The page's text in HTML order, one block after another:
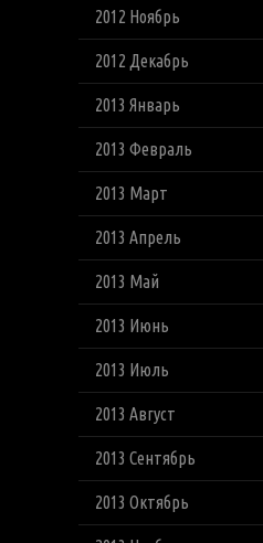
2012 Ноябрь
2012 Декабрь
2013 Январь
2013 Февраль
2013 Март
2013 Апрель
2013 Май
2013 Июнь
2013 Июль
2013 Август
2013 Сентябрь
2013 Октябрь